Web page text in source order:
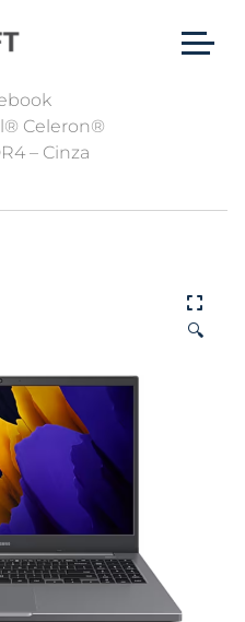
Celeron®
– Cinza
🔍